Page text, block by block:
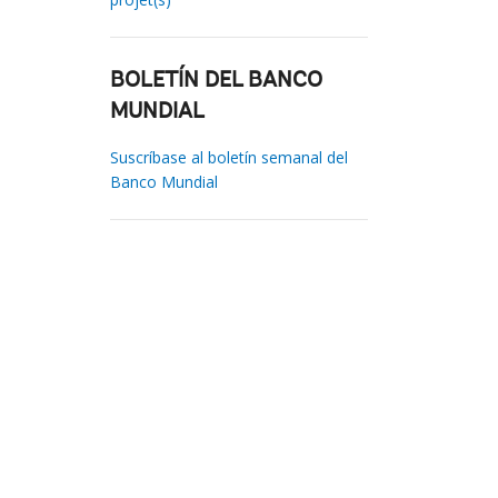
BOLETÍN DEL BANCO
MUNDIAL
Suscríbase al boletín semanal del
Banco Mundial